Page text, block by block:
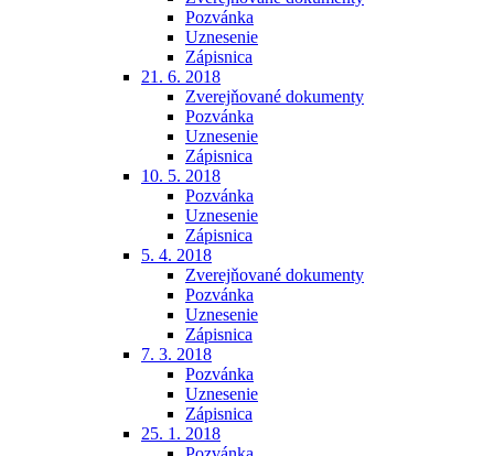
Pozvánka
Uznesenie
Zápisnica
21. 6. 2018
Zverejňované dokumenty
Pozvánka
Uznesenie
Zápisnica
10. 5. 2018
Pozvánka
Uznesenie
Zápisnica
5. 4. 2018
Zverejňované dokumenty
Pozvánka
Uznesenie
Zápisnica
7. 3. 2018
Pozvánka
Uznesenie
Zápisnica
25. 1. 2018